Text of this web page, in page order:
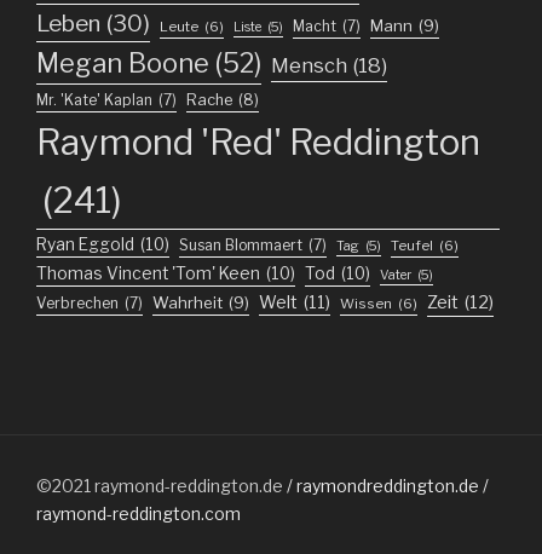
Leben (30) Leute (6) Liste (5) Macht (7) Mann (9)
Megan Boone (52) Mensch (18)
Mr. 'Kate' Kaplan (7) Rache (8)
Raymond 'Red' Reddington
(241)
Ryan Eggold (10) Susan Blommaert (7) Tag (5) Teufel (6)
Thomas Vincent 'Tom' Keen (10) Tod (10) Vater (5)
Verbrechen (7) Wahrheit (9) Welt (11) Wissen (6) Zeit (12)
©2021 raymond-reddington.de / raymondreddington.de /
raymond-reddington.com